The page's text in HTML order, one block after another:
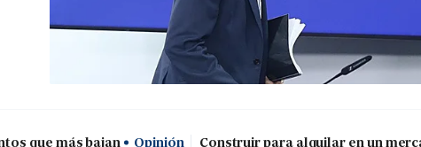
que más bajan
Opinión
Construir para alquilar en un